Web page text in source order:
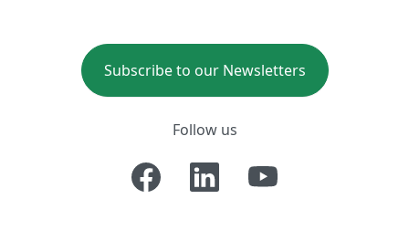
Subscribe to our Newsletters
Follow us